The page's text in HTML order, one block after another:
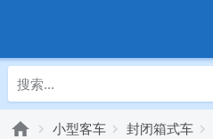
小型客车 封闭箱式车